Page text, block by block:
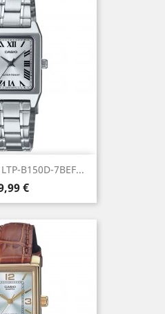
B150D-7BEF...
€